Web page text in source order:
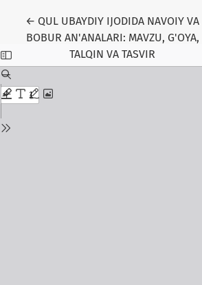
← Return to Article Details
QUL UBAYDIY IJODIDA NAVOIY VA
BOBUR AN'ANALARI: MAVZU, G'OYA,
TALQIN VA TASVIR